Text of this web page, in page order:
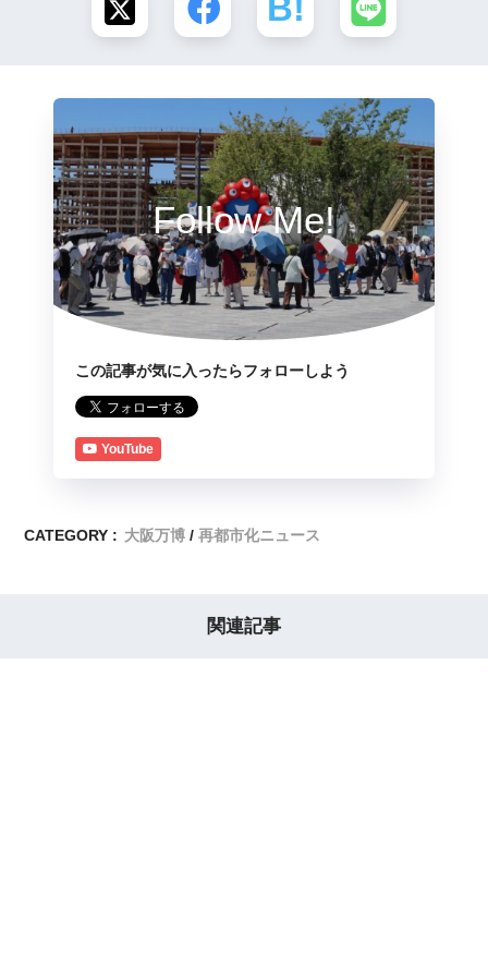
Follow Me!
この記事が気に入ったらフォローしよう
YouTube
CATEGORY : 大阪万博 再都市化ニュース
関連記事